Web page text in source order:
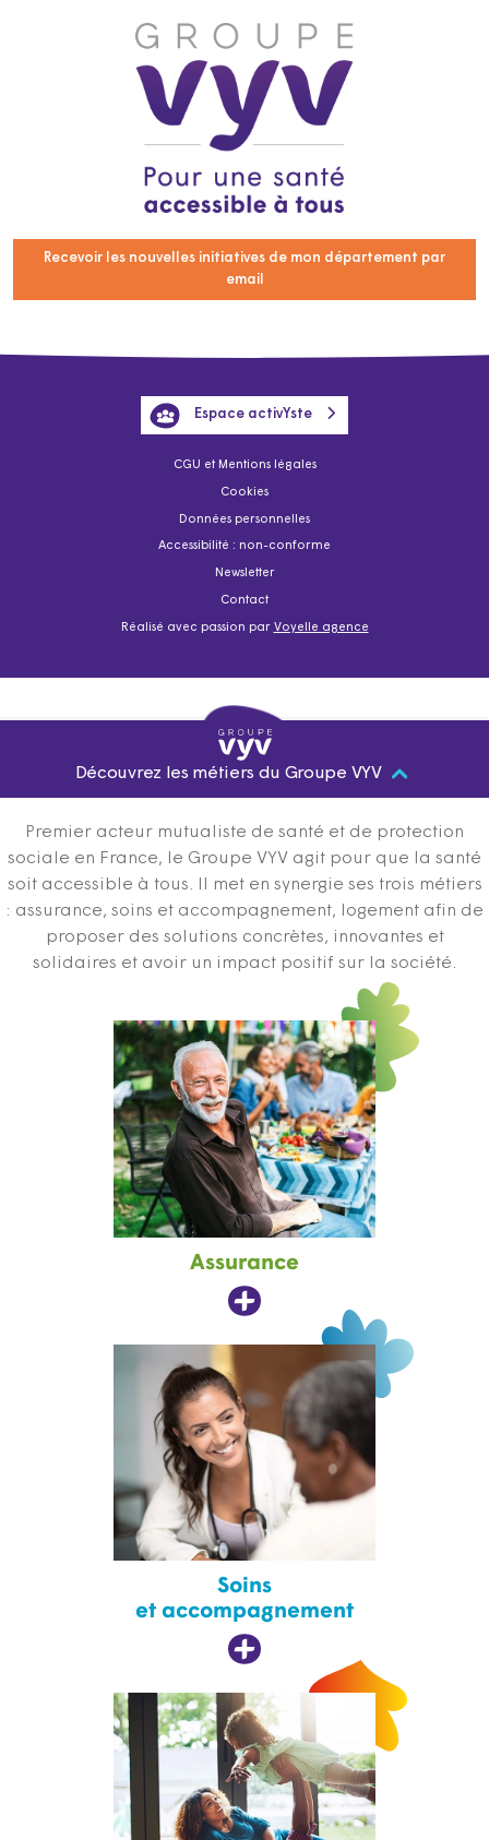
Recevoir les nouvelles initiatives de mon département par
email
CGU et Mentions légales
Cookies
Données personnelles
Accessibilité : non-conforme
Newsletter
Contact
Réalisé avec passion par Voyelle agence
Espace activYste
Découvrez les métiers du Groupe VYV
Premier acteur mutualiste de santé et de protection
sociale en France, le Groupe VYV agit pour que la santé
soit accessible à tous. Il met en synergie ses trois métiers
: assurance, soins et accompagnement, logement afin de
proposer des solutions concrètes, innovantes et
solidaires et avoir un impact positif sur la société.
Assurance
Soins
et accompagnement